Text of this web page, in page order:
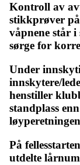
Kontroll av
stikkprøver
våpnene står i
sørge for
Under
innskytere/
henstiller
standplass
På
utdelte